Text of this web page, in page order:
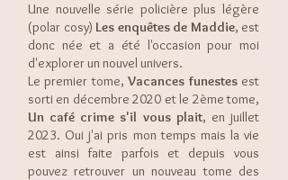
Une nouvelle série policière plus légère
(polar cosy) Les enquêtes de Maddie, est
donc née et a été l'occasion pour moi
d'explorer un nouvel univers.
Le premier tome,Vacances funestesest
sorti en décembre 2020 et le 2ème tome,
Un café crime s'il vous plait, en juillet
2023. Oui j'ai pris mon temps mais la vie
est ainsi faite parfois et depuis vous
pouvez retrouver un nouveau tome des